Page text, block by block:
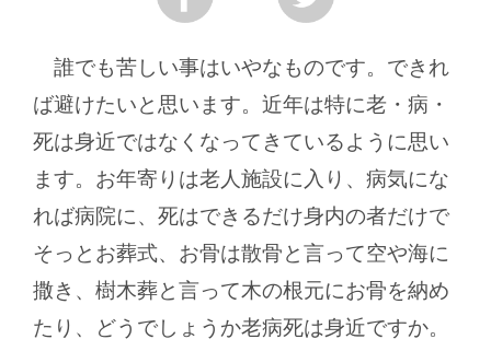
誰でも苦しい事はいやなものです。できれ
ば避けたいと思います。近年は特に老・病・
死は身近ではなくなってきているように思い
ます。お年寄りは老人施設に入り、病気にな
れば病院に、死はできるだけ身内の者だけで
そっとお葬式、お骨は散骨と言って空や海に
撒き、樹木葬と言って木の根元にお骨を納め
たり、どうでしょうか老病死は身近ですか。